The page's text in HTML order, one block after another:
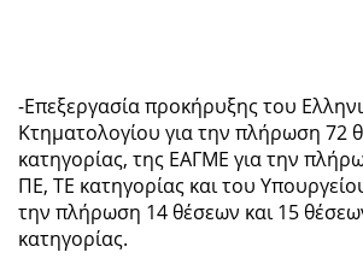
-Επεξεργασία προκήρυξης του
Κτηματολογίου για την πλήρωση 72
κατηγορίας, της ΕΑΓΜΕ για την
ΠΕ, ΤΕ κατηγορίας και του
την πλήρωση 14 θέσεων και 15
κατηγορίας.